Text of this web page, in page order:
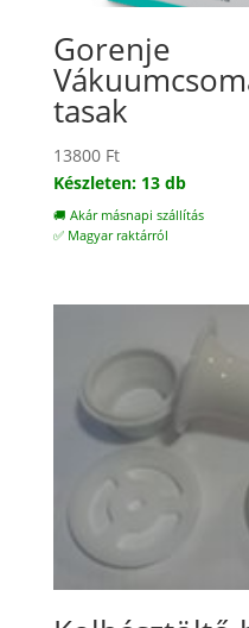
Gorenje
tasak
13800 Ft
Készleten: 13 db
🚚 Akár másnapi szállítás
✅ Magyar raktárról